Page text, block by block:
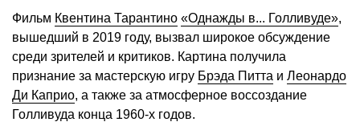
Фильм Квентина Тарантино «Однажды в... Голливуде»,
вышедший в 2019 году, вызвал широкое обсуждение
среди зрителей и критиков. Картина получила
признание за мастерскую игру Брэда Питта и Леонардо
Ди Каприо, а также за атмосферное воссоздание
Голливуда конца 1960-х годов.